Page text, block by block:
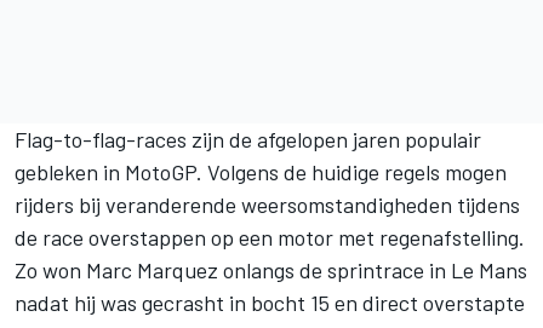
Flag-to-flag-races zijn de afgelopen jaren populair
gebleken in MotoGP. Volgens de huidige regels mogen
rijders bij veranderende weersomstandigheden tijdens
de race overstappen op een motor met regenafstelling.
Zo won Marc Marquez onlangs de sprintrace in Le Mans
nadat hij was gecrasht in bocht 15 en direct overstapte